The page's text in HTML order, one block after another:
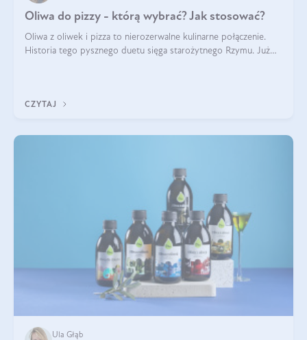
Oliwa do pizzy - którą wybrać? Jak stosować?
Oliwa z oliwek i pizza to nierozerwalne kulinarne połączenie.
Historia tego pysznego duetu sięga starożytnego Rzymu. Już
CZYTAJ
Ula Głąb